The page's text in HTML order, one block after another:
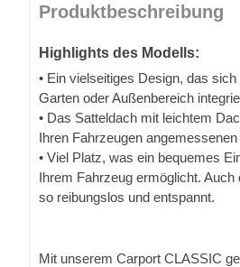
Produktbeschreibung
Highlights des Modells:
• Ein vielseitiges Design, das
Garten oder Außenbereich
• Das Satteldach mit leichtem
Ihren Fahrzeugen
• Viel Platz, was ein bequemes
Ihrem Fahrzeug ermöglicht.
so reibungslos und entspannt.
Mit unserem Carport CLASSIC